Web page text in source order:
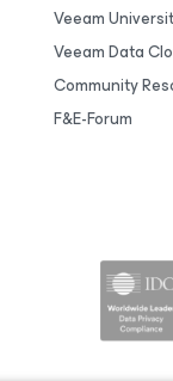
Veeam
Veeam Data
Community
F&E-Forum